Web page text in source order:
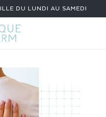
DU LUNDI AU SAMEDI